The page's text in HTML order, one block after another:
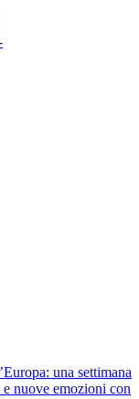
una settimana
nuove emozioni con